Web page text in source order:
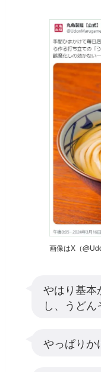
画像はX（
やはり基本
し、うど
やっぱりか